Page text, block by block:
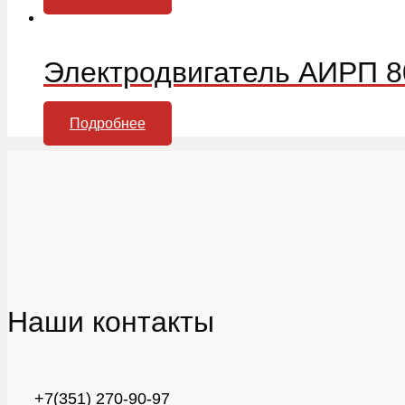
Электродвигатель АИРП
Подробнее
Наши контакты
+7(351) 270-90-97